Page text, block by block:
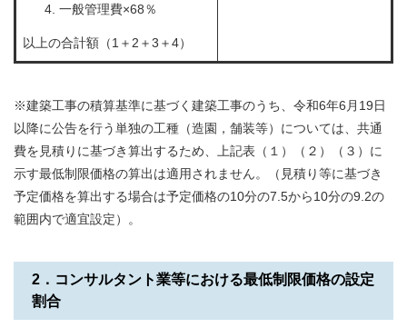
一般管理費×68％
以上の合計額（1＋2＋3＋4）
※建築工事の積算基準に基づく建築工事のうち、令和6年6月19日
以降に公告を行う単独の工種（造園，舗装等）については、共通
費を見積りに基づき算出するため、上記表（１）（２）（３）に
示す最低制限価格の算出は適用されません。（見積り等に基づき
予定価格を算出する場合は予定価格の10分の7.5から10分の9.2の
範囲内で適宜設定）。
2．コンサルタント業等における最低制限価格の設定
割合